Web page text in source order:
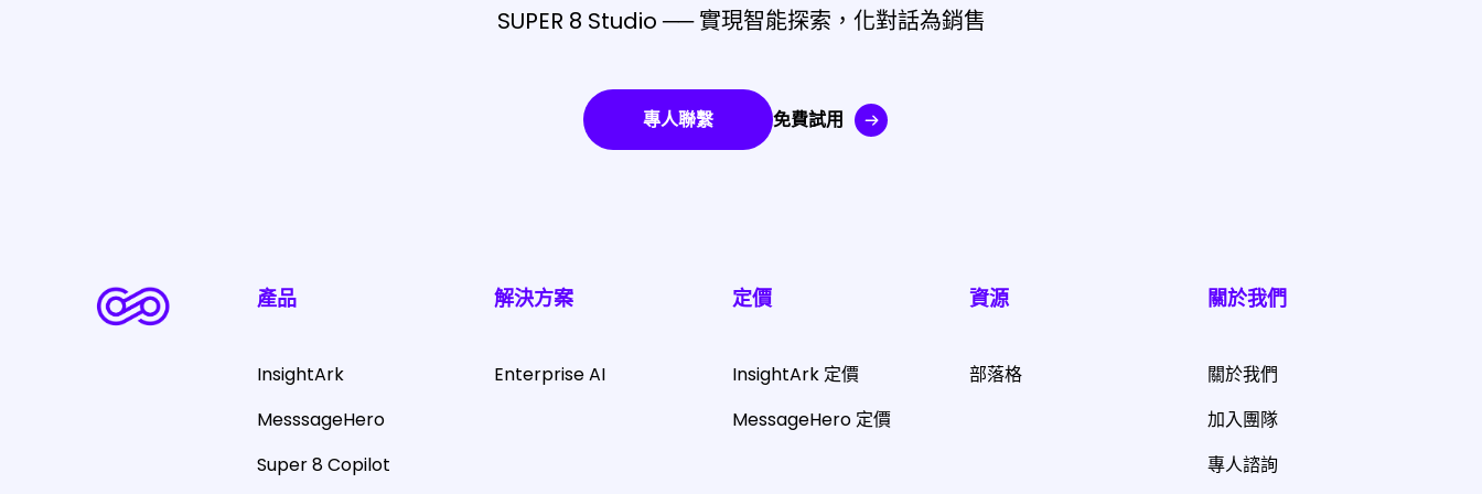
SUPER 8 Studio ── 實現智能探索，化對話為銷售
專人聯繫 免費試用
產品
InsightArk
MesssageHero
Super 8 Copilot
解決方案
Enterprise AI
定價
InsightArk 定價
MessageHero 定價
資源
部落格
關於我們
關於我們
加入團隊
專人諮詢